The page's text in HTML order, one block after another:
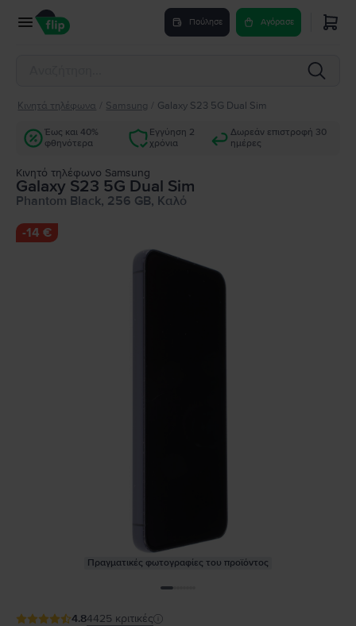
Πούλησε Αγόρασε
Κινητά τηλέφωνα Samsung Galaxy S23 5G Dual Sim
Έως και 40%
φθηνότερα
Εγγύηση 2
χρόνια
Δωρεάν επιστροφή 30
ημέρες
Κινητό τηλέφωνο Samsung
Galaxy S23 5G Dual Sim
Phantom Black, 256 GB, Καλό
-14 €
Πραγματικές φωτογραφίες του προϊόντος
4.84425 κριτικές